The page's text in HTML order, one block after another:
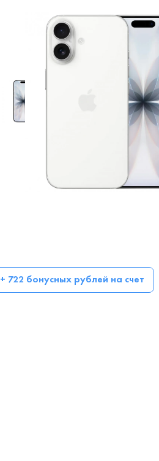
+ 722 бонусных рублей на счет